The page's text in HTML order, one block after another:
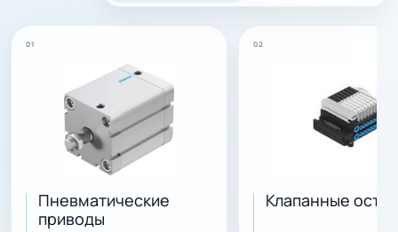
01
Пневматические
приводы
02
Клапанные